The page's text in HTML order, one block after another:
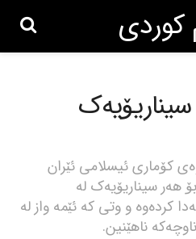
کۆماری ئیسلامی ئێران
هەر سیناریۆیەک لە
کردەوە و وتی کە ئێمە واز لە
ناهێنین.